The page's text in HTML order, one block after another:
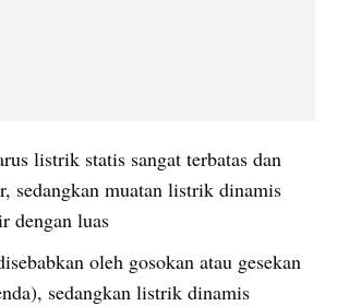
listrik statis sangat terbatas dan
sedangkan muatan listrik dinamis
dengan luas
oleh gosokan atau gesekan
sedangkan listrik dinamis